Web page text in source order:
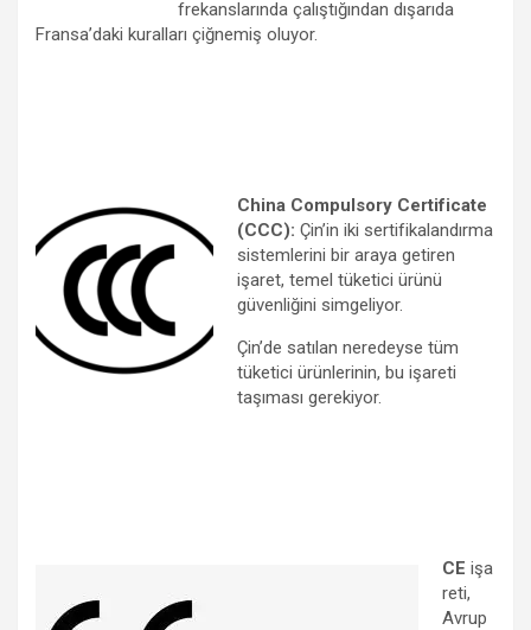
frekanslarında çalıştığından dışarıda
Fransa’daki kuralları çiğnemiş oluyor.
China Compulsory Certificate
(CCC): Çin’in iki sertifikalandırma
sistemlerini bir araya getiren
işaret, temel tüketici ürünü
güvenliğini simgeliyor.
Çin’de satılan neredeyse tüm
tüketici ürünlerinin, bu işareti
taşıması gerekiyor.
CE işa
reti,
Avrup